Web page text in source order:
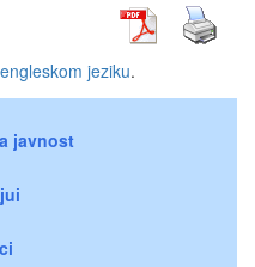
engleskom jeziku.
javnost